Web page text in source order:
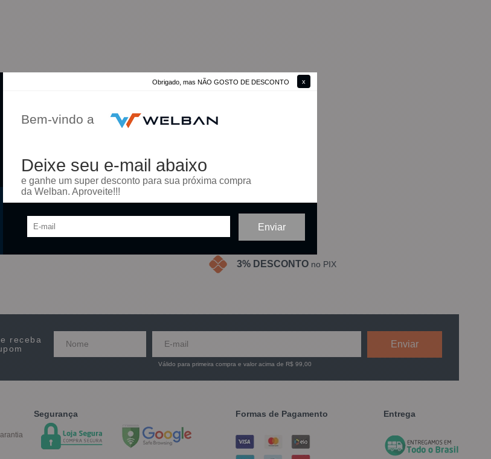
Obrigado, mas NÃO GOSTO DE DESCONTO
Bem-vindo a
Deixe seu e-mail abaixo
e ganhe um super desconto para sua próxima compra
da Welban. Aproveite!!!
3% DESCONTO no PIX
receba
Válido para primeira compra e valor acima de R$ 99,00
Segurança Formas de Pagamento Entrega